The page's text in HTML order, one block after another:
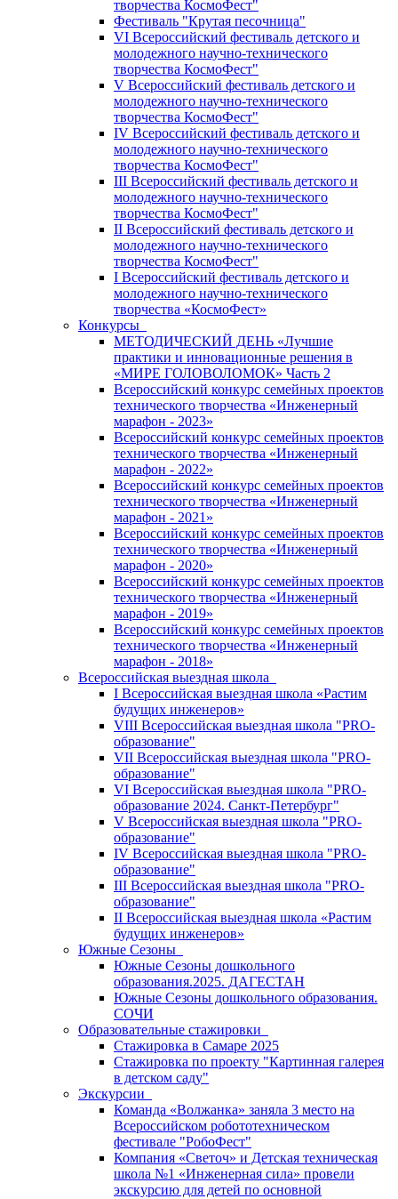
творчества КосмоФест"
Фестиваль "Крутая песочница"
VI Всероссийский фестиваль детского и
молодежного научно-технического
творчества КосмоФест"
V Всероссийский фестиваль детского и
молодежного научно-технического
творчества КосмоФест"
IV Всероссийский фестиваль детского и
молодежного научно-технического
творчества КосмоФест"
III Всероссийский фестиваль детского и
молодежного научно-технического
творчества КосмоФест"
II Всероссийский фестиваль детского и
молодежного научно-технического
творчества КосмоФест"
I Всероссийский фестиваль детского и
молодежного научно-технического
творчества «КосмоФест»
Конкурсы
МЕТОДИЧЕСКИЙ ДЕНЬ «Лучшие
практики и инновационные решения в
«МИРЕ ГОЛОВОЛОМОК» Часть 2
Всероссийский конкурс семейных проектов
технического творчества «Инженерный
марафон - 2023»
Всероссийский конкурс семейных проектов
технического творчества «Инженерный
марафон - 2022»
Всероссийский конкурс семейных проектов
технического творчества «Инженерный
марафон - 2021»
Всероссийский конкурс семейных проектов
технического творчества «Инженерный
марафон - 2020»
Всероссийский конкурс семейных проектов
технического творчества «Инженерный
марафон - 2019»
Всероссийский конкурс семейных проектов
технического творчества «Инженерный
марафон - 2018»
Всероссийская выездная школа
I Всероссийская выездная школа «Растим
будущих инженеров»
VIII Всероссийская выездная школа "PRO-
образование"
VII Всероссийская выездная школа "PRO-
образование"
VI Всероссийская выездная школа "PRO-
образование 2024. Санкт-Петербург"
V Всероссийская выездная школа "PRO-
образование"
IV Всероссийская выездная школа "PRO-
образование"
III Всероссийская выездная школа "PRO-
образование"
II Всероссийская выездная школа «Растим
будущих инженеров»
Южные Сезоны
Южные Сезоны дошкольного
образования.2025. ДАГЕСТАН
Южные Сезоны дошкольного образования.
СОЧИ
Образовательные стажировки
Стажировка в Самаре 2025
Стажировка по проекту "Картинная галерея
в детском саду"
Экскурсии
Команда «Волжанка» заняла 3 место на
Всероссийском робототехническом
фестивале "РобоФест"
Компания «Светоч» и Детская техническая
школа №1 «Инженерная сила» провели
экскурсию для детей по основной